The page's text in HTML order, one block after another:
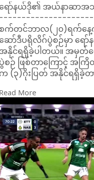
ော်နယ်ဒို၏ အယ်နာဆာအသ
က်တင်ဘာလ(၂၀)ရက်န
ော်ဒီပရိုလိဂ်ပွဲစဉ်မှာ ရေ
နိုင်ရရှိခဲ့ပါတယ်။ အမှတ်
စဉ် ဖြစ်တာကြောင့် အ
(၃)ဂိုးပြတ် အနိုင်ရရှိခဲ့တ
ယ်နာဆာ အသင်းဟာ အ
ော်နယ်ဒိုအပြင် ချယ်လ်ဆီ
ငယ်ကစားသမား အိန်ဂ
သုံးပြုလာခဲ့တာကို တွေ့မ
ယ်နာဆာအသင်းအတွက် ဂိုး
ဒိုက ပင်နယ်တီကတစ်ဆင့်
ယ်နက်ဂျ်ဒီ၊ မိနစ်(၇၀)မှ
More